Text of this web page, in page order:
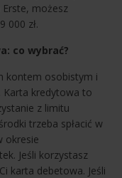
Erste, możesz
000 zł.
co wybrać?
kontem osobistym i
Karta kredytowa to
z limitu
trzeba spłacić w
okresie
Jeśli korzystasz
karta debetowa. Jeśli